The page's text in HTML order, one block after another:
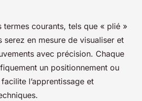
termes courants, tels que « plié »
serez en mesure de visualiser et
avec précision. Chaque
un positionnement ou
l’apprentissage et